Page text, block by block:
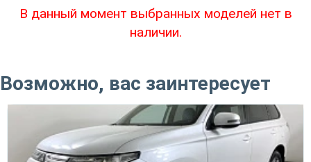
В данный момент выбранных моделей нет в
наличии.
Возможно, вас заинтересует